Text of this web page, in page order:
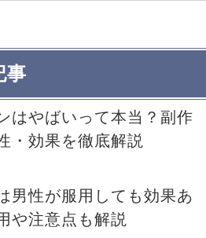
事
はやばいって本当？副作
・効果を徹底解説
男性が服用しても効果あ
や注意点も解説